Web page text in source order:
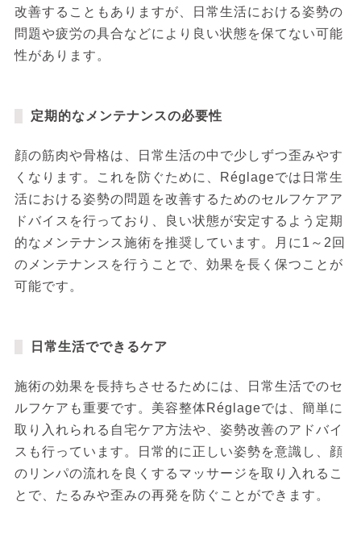
改善することもありますが、日常生活における姿勢の
問題や疲労の具合などにより良い状態を保てない可能
性があります。
定期的なメンテナンスの必要性
顔の筋肉や骨格は、日常生活の中で少しずつ歪みやす
くなります。これを防ぐために、Réglageでは日常生
活における姿勢の問題を改善するためのセルフケアア
ドバイスを行っており、良い状態が安定するよう定期
的なメンテナンス施術を推奨しています。月に1～2回
のメンテナンスを行うことで、効果を長く保つことが
可能です。
日常生活でできるケア
施術の効果を長持ちさせるためには、日常生活でのセ
ルフケアも重要です。美容整体Réglageでは、簡単に
取り入れられる自宅ケア方法や、姿勢改善のアドバイ
スも行っています。日常的に正しい姿勢を意識し、顔
のリンパの流れを良くするマッサージを取り入れるこ
とで、たるみや歪みの再発を防ぐことができます。